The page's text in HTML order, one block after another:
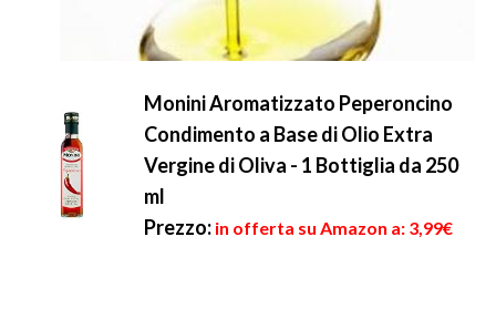
Monini Aromatizzato Peperoncino
Condimento a Base di Olio Extra
Vergine di Oliva - 1 Bottiglia da 250
ml
Prezzo: in offerta su Amazon a: 3,99€